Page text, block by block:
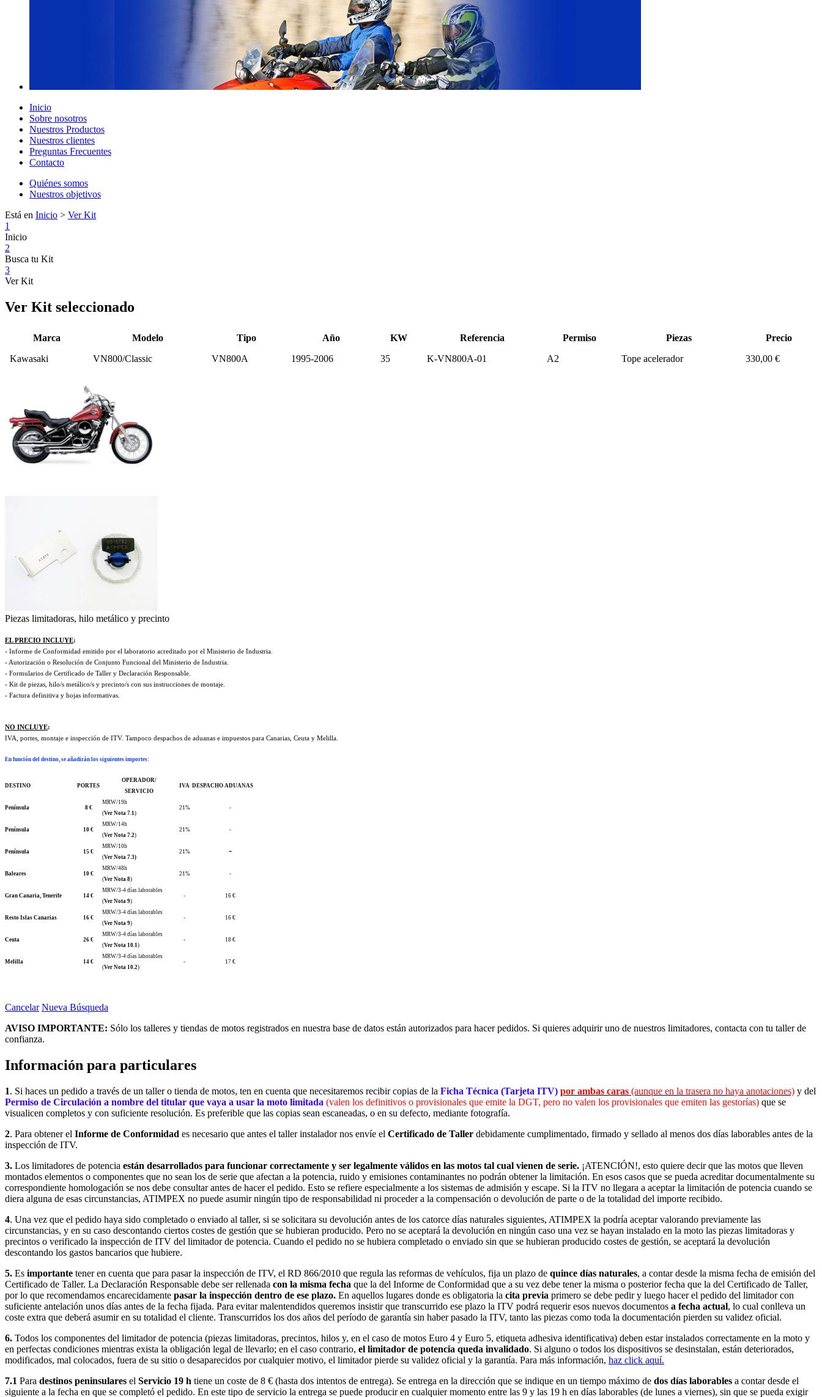
Inicio
Sobre nosotros
Nuestros Productos
Nuestros clientes
Preguntas Frecuentes
Contacto
Quiénes somos
Nuestros objetivos
Está en Inicio > Ver Kit
1
Inicio
2
Busca tu Kit
3
Ver Kit
Ver Kit seleccionado
Marca Modelo Tipo Año KW Referencia Permiso Piezas
Precio
Kawasaki
VN800/Classic VN800A 1995-2006 35 K-VN800A-01 A2 Tope acelerador 330,00 €
Piezas limitadoras, hilo metálico y precinto
EL PRECIO INCLUYE:
- Informe de Conformidad emitido por el laboratorio acreditado por el Ministerio de Industria.
- Autorización o Resolución de Conjunto Funcional del Ministerio de Industria.
- Formularios de Certificado de Taller y Declaración Responsable.
- Kit de piezas, hilo/s metálico/s y precinto/s con sus instrucciones de montaje.
- Factura definitiva y hojas informativas.
NO INCLUYE:
IVA, portes, montaje e inspección de ITV. Tampoco despachos de aduanas e impuestos para Canarias, Ceuta y Melilla.
En función del destino, se añadirán los siguientes importes:
DESTINO PORTES
OPERADOR/
SERVICIO
IVA DESPACHO ADUANAS
Península 8 €
MRW/19h
(Ver Nota 7.1 )
21% -
Península 10 €
MRW/14h
(Ver Nota 7.2)
21% -
Península 15 €
MRW/10h
(Ver Nota 7.3)
21% -
Baleares 10 €
MRW/48h
(Ver Nota 8)
21% -
Gran Canaria, Tenerife 14 €
MRW/3-4 días laborables
(Ver Nota 9)
- 16 €
Resto Islas Canarias 16 €
MRW/3-4 días laborables
(Ver Nota 9)
- 16 €
Ceuta 26 €
MRW/3-4 días laborables
(Ver Nota 10.1 )
- 18 €
Melilla 14 €
MRW/3-4 días laborables
(Ver Nota 10.2)
- 17 €
Cancelar Nueva Búsqueda
AVISO IMPORTANTE: Sólo los talleres y tiendas de motos registrados en nuestra base de datos están autorizados para hacer pedidos. Si quieres adquirir uno de nuestros limitadores, contacta con tu taller de
confianza.
Información para particulares
1. Si haces un pedido a través de un taller o tienda de motos, ten en cuenta que necesitaremos recibir copias de la Ficha Técnica (Tarjeta ITV) por ambas caras (aunque en la trasera no haya anotaciones) y del
Permiso de Circulación a nombre del titular que vaya a usar la moto limitada (valen los definitivos o provisionales que emite la DGT, pero no valen los provisionales que emiten las gestorías) que se
visualicen completos y con suficiente resolución. Es preferible que las copias sean escaneadas, o en su defecto, mediante fotografía.
2. Para obtener el Informe de Conformidad es necesario que antes el taller instalador nos envíe el Certificado de Taller debidamente cumplimentado, firmado y sellado al menos dos días laborables antes de la
inspección de ITV.
3. Los limitadores de potencia están desarrollados para funcionar correctamente y ser legalmente válidos en las motos tal cual vienen de serie. ¡ATENCIÓN!, esto quiere decir que las motos que lleven
montados elementos o componentes que no sean los de serie que afectan a la potencia, ruido y emisiones contaminantes no podrán obtener la limitación. En esos casos que se pueda acreditar documentalmente su
correspondiente homologación se nos debe consultar antes de hacer el pedido. Esto se refiere especialmente a los sistemas de admisión y escape. Si la ITV no llegara a aceptar la limitación de potencia cuando se
diera alguna de esas circunstancias, ATIMPEX no puede asumir ningún tipo de responsabilidad ni proceder a la compensación o devolución de parte o de la totalidad del importe recibido.
4. Una vez que el pedido haya sido completado o enviado al taller, si se solicitara su devolución antes de los catorce días naturales siguientes, ATIMPEX la podría aceptar valorando previamente las
circunstancias, y en su caso descontando ciertos costes de gestión que se hubieran producido. Pero no se aceptará la devolución en ningún caso una vez se hayan instalado en la moto las piezas limitadoras y
precintos o verificado la inspección de ITV del limitador de potencia. Cuando el pedido no se hubiera completado o enviado sin que se hubieran producido costes de gestión, se aceptará la devolución
descontando los gastos bancarios que hubiere.
5. Es importante tener en cuenta que para pasar la inspección de ITV, el RD 866/2010 que regula las reformas de vehículos, fija un plazo de quince días naturales, a contar desde la misma fecha de emisión del
Certificado de Taller. La Declaración Responsable debe ser rellenada con la misma fecha que la del Informe de Conformidad que a su vez debe tener la misma o posterior fecha que la del Certificado de Taller,
por lo que recomendamos encarecidamente pasar la inspección dentro de ese plazo. En aquellos lugares donde es obligatoria la cita previa primero se debe pedir y luego hacer el pedido del limitador con
suficiente antelación unos días antes de la fecha fijada. Para evitar malentendidos queremos insistir que transcurrido ese plazo la ITV podrá requerir esos nuevos documentos a fecha actual, lo cual conlleva un
coste extra que deberá asumir en su totalidad el cliente. Transcurridos los dos años del período de garantía sin haber pasado la ITV, tanto las piezas como toda la documentación pierden su validez oficial.
6. Todos los componentes del limitador de potencia (piezas limitadoras, precintos, hilos y, en el caso de motos Euro 4 y Euro 5, etiqueta adhesiva identificativa) deben estar instalados correctamente en la moto y
en perfectas condiciones mientras exista la obligación legal de llevarlo; en el caso contrario, el limitador de potencia queda invalidado. Si alguno o todos los dispositivos se desinstalan, están deteriorados,
modificados, mal colocados, fuera de su sitio o desaparecidos por cualquier motivo, el limitador pierde su validez oficial y la garantía. Para más información, haz click aquí.
7.1 Para destinos peninsulares el Servicio 19 h tiene un coste de 8 € (hasta dos intentos de entrega). Se entrega en la dirección que se indique en un tiempo máximo de dos días laborables a contar desde el
siguiente a la fecha en que se completó el pedido. En este tipo de servicio la entrega se puede producir en cualquier momento entre las 9 y las 19 h en días laborables (de lunes a viernes), sin que se pueda exigir